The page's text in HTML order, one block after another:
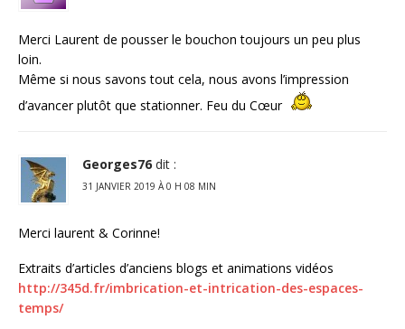
Merci Laurent de pousser le bouchon toujours un peu plus
loin.
Même si nous savons tout cela, nous avons l’impression
d’avancer plutôt que stationner. Feu du Cœur
Georges76 dit :
31 JANVIER 2019 À 0 H 08 MIN
Merci laurent & Corinne!
Extraits d’articles d’anciens blogs et animations vidéos
http://345d.fr/imbrication-et-intrication-des-espaces-
temps/